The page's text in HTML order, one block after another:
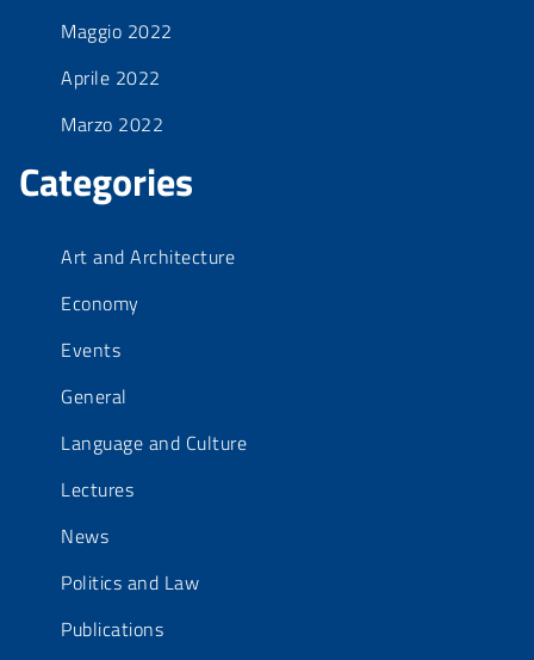
Maggio 2022
Aprile 2022
Marzo 2022
Categories
Art and Architecture
Economy
Events
General
Language and Culture
Lectures
News
Politics and Law
Publications